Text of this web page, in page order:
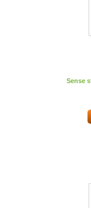
Sense